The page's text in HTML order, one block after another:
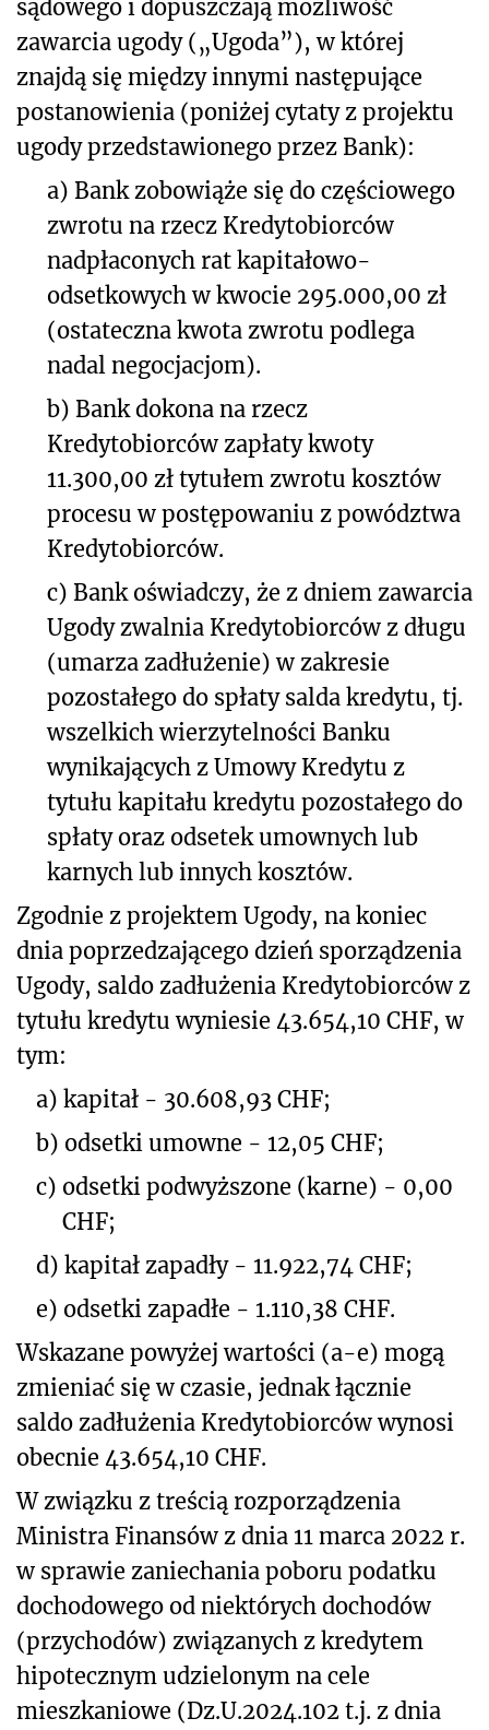
sądowego i dopuszczają możliwość
zawarcia ugody („Ugoda”), w której
znajdą się między innymi następujące
postanowienia (poniżej cytaty z projektu
ugody przedstawionego przez Bank):
a) Bank zobowiąże się do częściowego
zwrotu na rzecz Kredytobiorców
nadpłaconych rat kapitałowo-
odsetkowych w kwocie 295.000,00 zł
(ostateczna kwota zwrotu podlega
nadal negocjacjom).
b) Bank dokona na rzecz
Kredytobiorców zapłaty kwoty
11.300,00 zł tytułem zwrotu kosztów
procesu w postępowaniu z powództwa
Kredytobiorców.
c) Bank oświadczy, że z dniem zawarcia
Ugody zwalnia Kredytobiorców z długu
(umarza zadłużenie) w zakresie
pozostałego do spłaty salda kredytu, tj.
wszelkich wierzytelności Banku
wynikających z Umowy Kredytu z
tytułu kapitału kredytu pozostałego do
spłaty oraz odsetek umownych lub
karnych lub innych kosztów.
Zgodnie z projektem Ugody, na koniec
dnia poprzedzającego dzień sporządzenia
Ugody, saldo zadłużenia Kredytobiorców z
tytułu kredytu wyniesie 43.654,10 CHF, w
tym:
a) kapitał - 30.608,93 CHF;
b) odsetki umowne - 12,05 CHF;
c) odsetki podwyższone (karne) - 0,00
CHF;
d) kapitał zapadły - 11.922,74 CHF;
e) odsetki zapadłe - 1.110,38 CHF.
Wskazane powyżej wartości (a-e) mogą
zmieniać się w czasie, jednak łącznie
saldo zadłużenia Kredytobiorców wynosi
obecnie 43.654,10 CHF.
W związku z treścią rozporządzenia
Ministra Finansów z dnia 11 marca 2022 r.
w sprawie zaniechania poboru podatku
dochodowego od niektórych dochodów
(przychodów) związanych z kredytem
hipotecznym udzielonym na cele
mieszkaniowe (Dz.U.2024.102 t.j. z dnia